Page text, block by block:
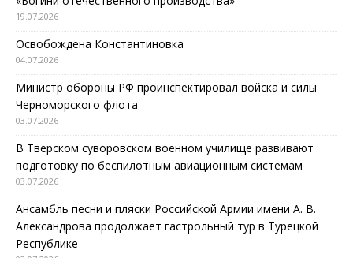
19.07.2026
Освобождена Константиновка
04.07.2026
Министр обороны РФ проинспектировал войска и силы
Черноморского флота
03.07.2026
В Тверском суворовском военном училище развивают
подготовку по беспилотным авиационным системам
03.07.2026
Ансамбль песни и пляски Российской Армии имени А. В.
Александрова продолжает гастрольный тур в Турецкой
Республике